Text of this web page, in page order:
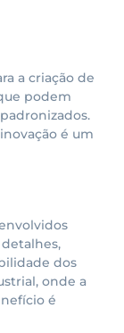
a criação de
podem
é um
dos
onde a
é